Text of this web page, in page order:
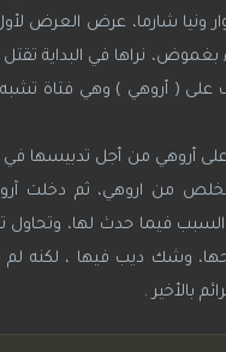
بغموض، نراها في البداية
( أروهي ) وهي فتاة تشبه
أروهي من أجل تدبيسها في
فيما حدث لها، وتحاول
وشك ديب فيها ، لكنه لم
بالأخير .